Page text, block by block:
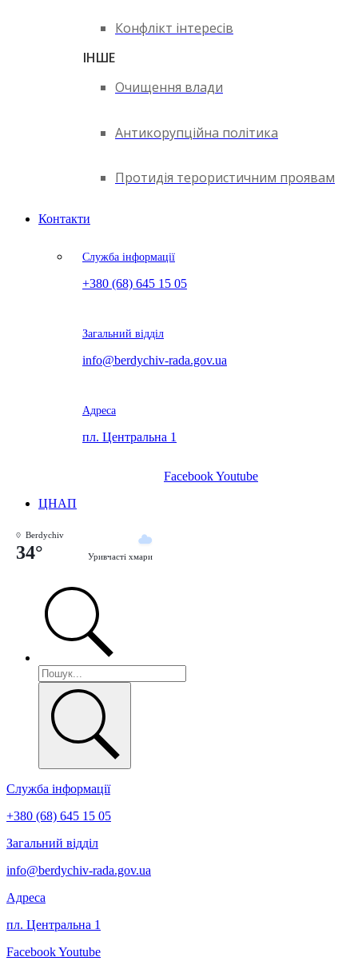
Конфлікт інтересів
ІНШЕ
Очищення влади
Антикорупційна політика
Протидія терористичним проявам
Контакти
Служба інформації
+380 (68) 645 15 05
Загальний відділ
info@berdychiv-rada.gov.ua
Адреса
пл. Центральна 1
FacebookYoutube
ЦНАП
Berdychiv
34° Уривчасті хмари
Служба інформації
+380 (68) 645 15 05
Загальний відділ
info@berdychiv-rada.gov.ua
Адреса
пл. Центральна 1
FacebookYoutube